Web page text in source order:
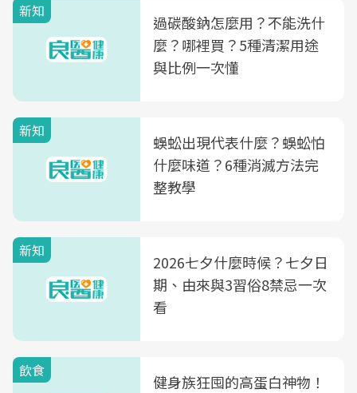
新知
過碳酸鈉怎麼用？不能洗什
麼？哪裡買？5種清潔用途
與比例一次懂
新知
蜈蚣出現代表什麼？蜈蚣怕
什麼味道？6種消滅方法完
整教學
新知
2026七夕什麼時候？七夕日
期、由來與3習俗8禁忌一次
看
飲食
健身族狂囤的高蛋白神物！